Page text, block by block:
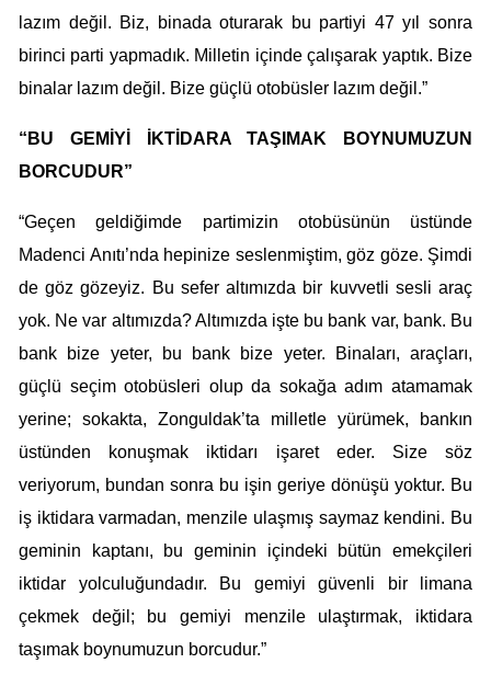
lazım değil. Biz, binada oturarak bu partiyi 47 yıl sonra
birinci parti yapmadık. Milletin içinde çalışarak yaptık. Bize
binalar lazım değil. Bize güçlü otobüsler lazım değil.”
“BU GEMİYİ İKTİDARA TAŞIMAK BOYNUMUZUN
BORCUDUR”
“Geçen geldiğimde partimizin otobüsünün üstünde
Madenci Anıtı’nda hepinize seslenmiştim, göz göze. Şimdi
de göz gözeyiz. Bu sefer altımızda bir kuvvetli sesli araç
yok. Ne var altımızda? Altımızda işte bu bank var, bank. Bu
bank bize yeter, bu bank bize yeter. Binaları, araçları,
güçlü seçim otobüsleri olup da sokağa adım atamamak
yerine; sokakta, Zonguldak’ta milletle yürümek, bankın
üstünden konuşmak iktidarı işaret eder. Size söz
veriyorum, bundan sonra bu işin geriye dönüşü yoktur. Bu
iş iktidara varmadan, menzile ulaşmış saymaz kendini. Bu
geminin kaptanı, bu geminin içindeki bütün emekçileri
iktidar yolculuğundadır. Bu gemiyi güvenli bir limana
çekmek değil; bu gemiyi menzile ulaştırmak, iktidara
taşımak boynumuzun borcudur.”